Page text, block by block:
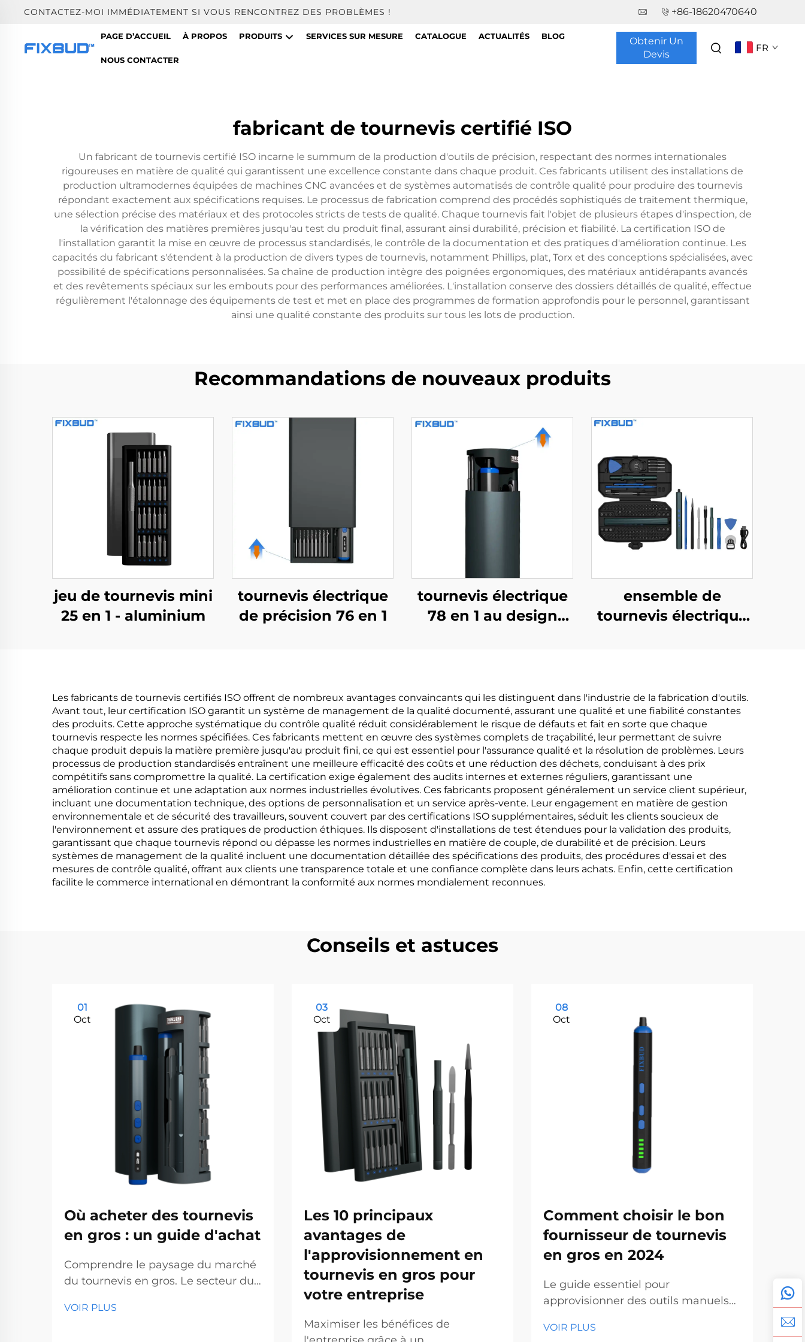
CONTACTEZ-MOI IMMÉDIATEMENT SI VOUS RENCONTREZ DES PROBLÈMES ! +86-18620470640
PAGE D’ACCUEIL À PROPOS PRODUITS SERVICES SUR MESURE CATALOGUE ACTUALITÉS BLOG
NOUS CONTACTER
Obtenir Un
Devis
FR
fabricant de tournevis certifié ISO
Un fabricant de tournevis certifié ISO incarne le summum de la production d'outils de précision, respectant des normes internationales
rigoureuses en matière de qualité qui garantissent une excellence constante dans chaque produit. Ces fabricants utilisent des installations de
production ultramodernes équipées de machines CNC avancées et de systèmes automatisés de contrôle qualité pour produire des tournevis
répondant exactement aux spécifications requises. Le processus de fabrication comprend des procédés sophistiqués de traitement thermique,
une sélection précise des matériaux et des protocoles stricts de tests de qualité. Chaque tournevis fait l'objet de plusieurs étapes d'inspection, de
la vérification des matières premières jusqu'au test du produit final, assurant ainsi durabilité, précision et fiabilité. La certification ISO de
l'installation garantit la mise en œuvre de processus standardisés, le contrôle de la documentation et des pratiques d'amélioration continue. Les
capacités du fabricant s'étendent à la production de divers types de tournevis, notamment Phillips, plat, Torx et des conceptions spécialisées, avec
possibilité de spécifications personnalisées. Sa chaîne de production intègre des poignées ergonomiques, des matériaux antidérapants avancés
et des revêtements spéciaux sur les embouts pour des performances améliorées. L'installation conserve des dossiers détaillés de qualité, effectue
régulièrement l'étalonnage des équipements de test et met en place des programmes de formation approfondis pour le personnel, garantissant
ainsi une qualité constante des produits sur tous les lots de production.
Recommandations de nouveaux produits
jeu de tournevis mini
25 en 1 - aluminium
tournevis électrique
de précision 76 en 1
tournevis électrique
78 en 1 au design
ensemble de
tournevis électrique
Les fabricants de tournevis certifiés ISO offrent de nombreux avantages convaincants qui les distinguent dans l'industrie de la fabrication d'outils.
Avant tout, leur certification ISO garantit un système de management de la qualité documenté, assurant une qualité et une fiabilité constantes
des produits. Cette approche systématique du contrôle qualité réduit considérablement le risque de défauts et fait en sorte que chaque
tournevis respecte les normes spécifiées. Ces fabricants mettent en œuvre des systèmes complets de traçabilité, leur permettant de suivre
chaque produit depuis la matière première jusqu'au produit fini, ce qui est essentiel pour l'assurance qualité et la résolution de problèmes. Leurs
processus de production standardisés entraînent une meilleure efficacité des coûts et une réduction des déchets, conduisant à des prix
compétitifs sans compromettre la qualité. La certification exige également des audits internes et externes réguliers, garantissant une
amélioration continue et une adaptation aux normes industrielles évolutives. Ces fabricants proposent généralement un service client supérieur,
incluant une documentation technique, des options de personnalisation et un service après-vente. Leur engagement en matière de gestion
environnementale et de sécurité des travailleurs, souvent couvert par des certifications ISO supplémentaires, séduit les clients soucieux de
l'environnement et assure des pratiques de production éthiques. Ils disposent d'installations de test étendues pour la validation des produits,
garantissant que chaque tournevis répond ou dépasse les normes industrielles en matière de couple, de durabilité et de précision. Leurs
systèmes de management de la qualité incluent une documentation détaillée des spécifications des produits, des procédures d'essai et des
mesures de contrôle qualité, offrant aux clients une transparence totale et une confiance complète dans leurs achats. Enfin, cette certification
facilite le commerce international en démontrant la conformité aux normes mondialement reconnues.
Conseils et astuces
01
Oct
Où acheter des tournevis
en gros : un guide d'achat
Comprendre le paysage du marché
du tournevis en gros. Le secteur du
segment essentiel du marché des
VOIR PLUS
03
Oct
Les 10 principaux
avantages de
l'approvisionnement en
tournevis en gros pour
votre entreprise
Maximiser les bénéfices de
08
Oct
Comment choisir le bon
fournisseur de tournevis
en gros en 2024
Le guide essentiel pour
approvisionner des outils manuels
paysage actuel en constante
VOIR PLUS
La